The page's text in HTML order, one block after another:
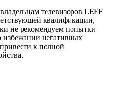
телевизоров LEFF
квалификации,
не рекомендуем попытки
избежании негативных
к полной